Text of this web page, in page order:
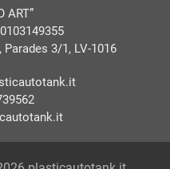
ART”
Parades 3/1, LV-1016